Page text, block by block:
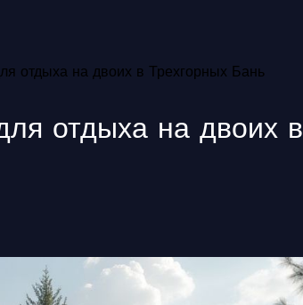
отдыха на двоих в Трехгорных Бань
отдыха на двоих в